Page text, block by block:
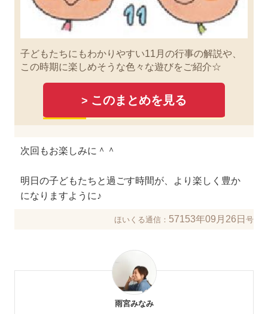
子どもたちにもわかりやすい11月の行事の解説や、
この時期に楽しめそうな色々な遊びをご紹介☆
> このまとめを見る
次回もお楽しみに＾＾
明日の子どもたちと過ごす時間が、より楽しく豊か
になりますように♪
ほいくる通信： 57153年09月26日 号
雨宮みなみ